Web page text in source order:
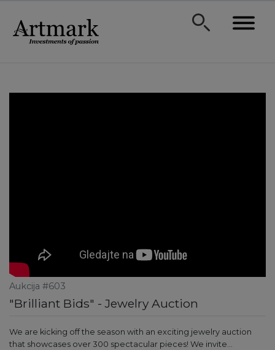
Aukcija #603
"Brilliant Bids" - Jewelry Auction
We are kicking off the season with an exciting jewelry auction
that showcases over 300 spectacular pieces! We invite…